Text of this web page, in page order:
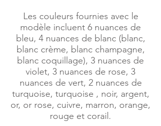
Les couleurs fournies avec le
modèle incluent 6 nuances de
bleu, 4 nuances de blanc (blanc,
blanc crème, blanc champagne,
blanc coquillage), 3 nuances de
violet, 3 nuances de rose, 3
nuances de vert, 2 nuances de
turquoise, turquoise , noir, argent,
or, or rose, cuivre, marron, orange,
rouge et corail.